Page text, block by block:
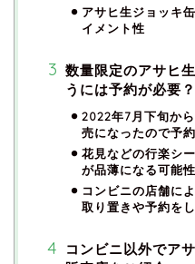
アサヒ生ジョッキ
イメント性
数量限定のアサヒ
うには予約が必要？
2022年7月下旬か
売になったので予
花見などの行楽シ
が品薄になる可能
コンビニの店舗に
取り置きや予約を
コンビニ以外でア